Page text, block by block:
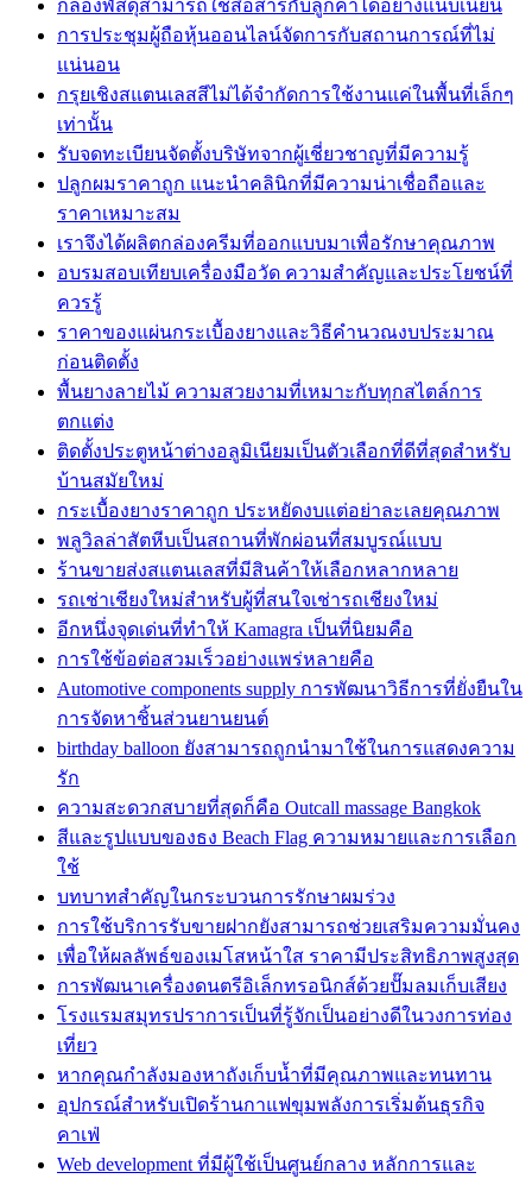
กล่องพัสดุสามารถใช้สื่อสารกับลูกค้าได้อย่างแนบเนียน
การประชุมผู้ถือหุ้นออนไลน์จัดการกับสถานการณ์ที่ไม่
แน่นอน
กรุยเชิงสแตนเลสสีไม่ได้จำกัดการใช้งานแค่ในพื้นที่เล็กๆ
เท่านั้น
รับจดทะเบียนจัดตั้งบริษัทจากผู้เชี่ยวชาญที่มีความรู้
ปลูกผมราคาถูก แนะนำคลินิกที่มีความน่าเชื่อถือและ
ราคาเหมาะสม
เราจึงได้ผลิตกล่องครีมที่ออกแบบมาเพื่อรักษาคุณภาพ
อบรมสอบเทียบเครื่องมือวัด ความสำคัญและประโยชน์ที่
ควรรู้
ราคาของแผ่นกระเบื้องยางและวิธีคำนวณงบประมาณ
ก่อนติดตั้ง
พื้นยางลายไม้ ความสวยงามที่เหมาะกับทุกสไตล์การ
ตกแต่ง
ติดตั้งประตูหน้าต่างอลูมิเนียมเป็นตัวเลือกที่ดีที่สุดสำหรับ
บ้านสมัยใหม่
กระเบื้องยางราคาถูก ประหยัดงบแต่อย่าละเลยคุณภาพ
พลูวิลล่าสัตหีบเป็นสถานที่พักผ่อนที่สมบูรณ์แบบ
ร้านขายส่งสแตนเลสที่มีสินค้าให้เลือกหลากหลาย
รถเช่าเชียงใหม่สำหรับผู้ที่สนใจเช่ารถเชียงใหม่
อีกหนึ่งจุดเด่นที่ทำให้ Kamagra เป็นที่นิยมคือ
การใช้ข้อต่อสวมเร็วอย่างแพร่หลายคือ
Automotive components supply การพัฒนาวิธีการที่ยั่งยืนใน
การจัดหาชิ้นส่วนยานยนต์
birthday balloon ยังสามารถถูกนำมาใช้ในการแสดงความ
รัก
ความสะดวกสบายที่สุดก็คือ Outcall massage Bangkok
สีและรูปแบบของธง Beach Flag ความหมายและการเลือก
ใช้
บทบาทสำคัญในกระบวนการรักษาผมร่วง
การใช้บริการรับขายฝากยังสามารถช่วยเสริมความมั่นคง
เพื่อให้ผลลัพธ์ของเมโสหน้าใส ราคามีประสิทธิภาพสูงสุด
การพัฒนาเครื่องดนตรีอิเล็กทรอนิกส์ด้วยปั๊มลมเก็บเสียง
โรงแรมสมุทรปราการเป็นที่รู้จักเป็นอย่างดีในวงการท่อง
เที่ยว
หากคุณกำลังมองหาถังเก็บน้ำที่มีคุณภาพและทนทาน
อุปกรณ์สำหรับเปิดร้านกาแฟขุมพลังการเริ่มต้นธุรกิจ
คาเฟ่
Web development ที่มีผู้ใช้เป็นศูนย์กลาง หลักการและ